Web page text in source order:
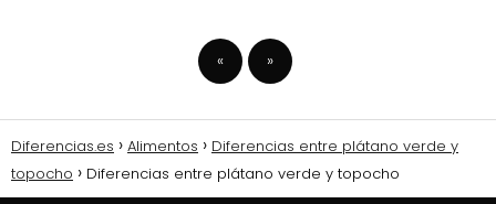
« »
Diferencias.es Alimentos
Diferencias entre plátano verde y
topocho
Diferencias entre plátano verde y topocho